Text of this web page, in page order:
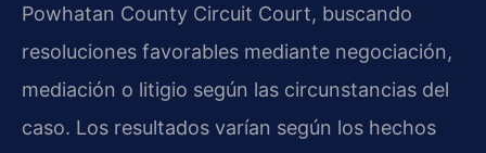
Powhatan County Circuit Court, buscando
resoluciones favorables mediante negociación,
mediación o litigio según las circunstancias del
caso. Los resultados varían según los hechos